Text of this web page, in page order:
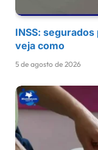
INSS:
veja como
5 de agosto de 2026